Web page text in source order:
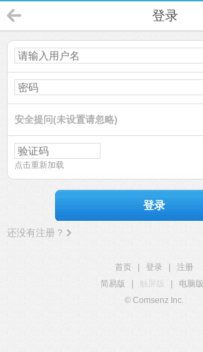
登录
安全提问(未设置请忽略)
点击重新加载
登录
还没有注册？
首页 登录
注册
简易版
触屏版 电脑版
© Comsenz Inc.